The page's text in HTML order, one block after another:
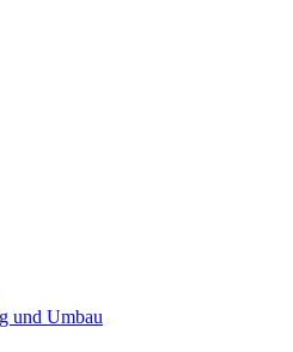
und Umbau